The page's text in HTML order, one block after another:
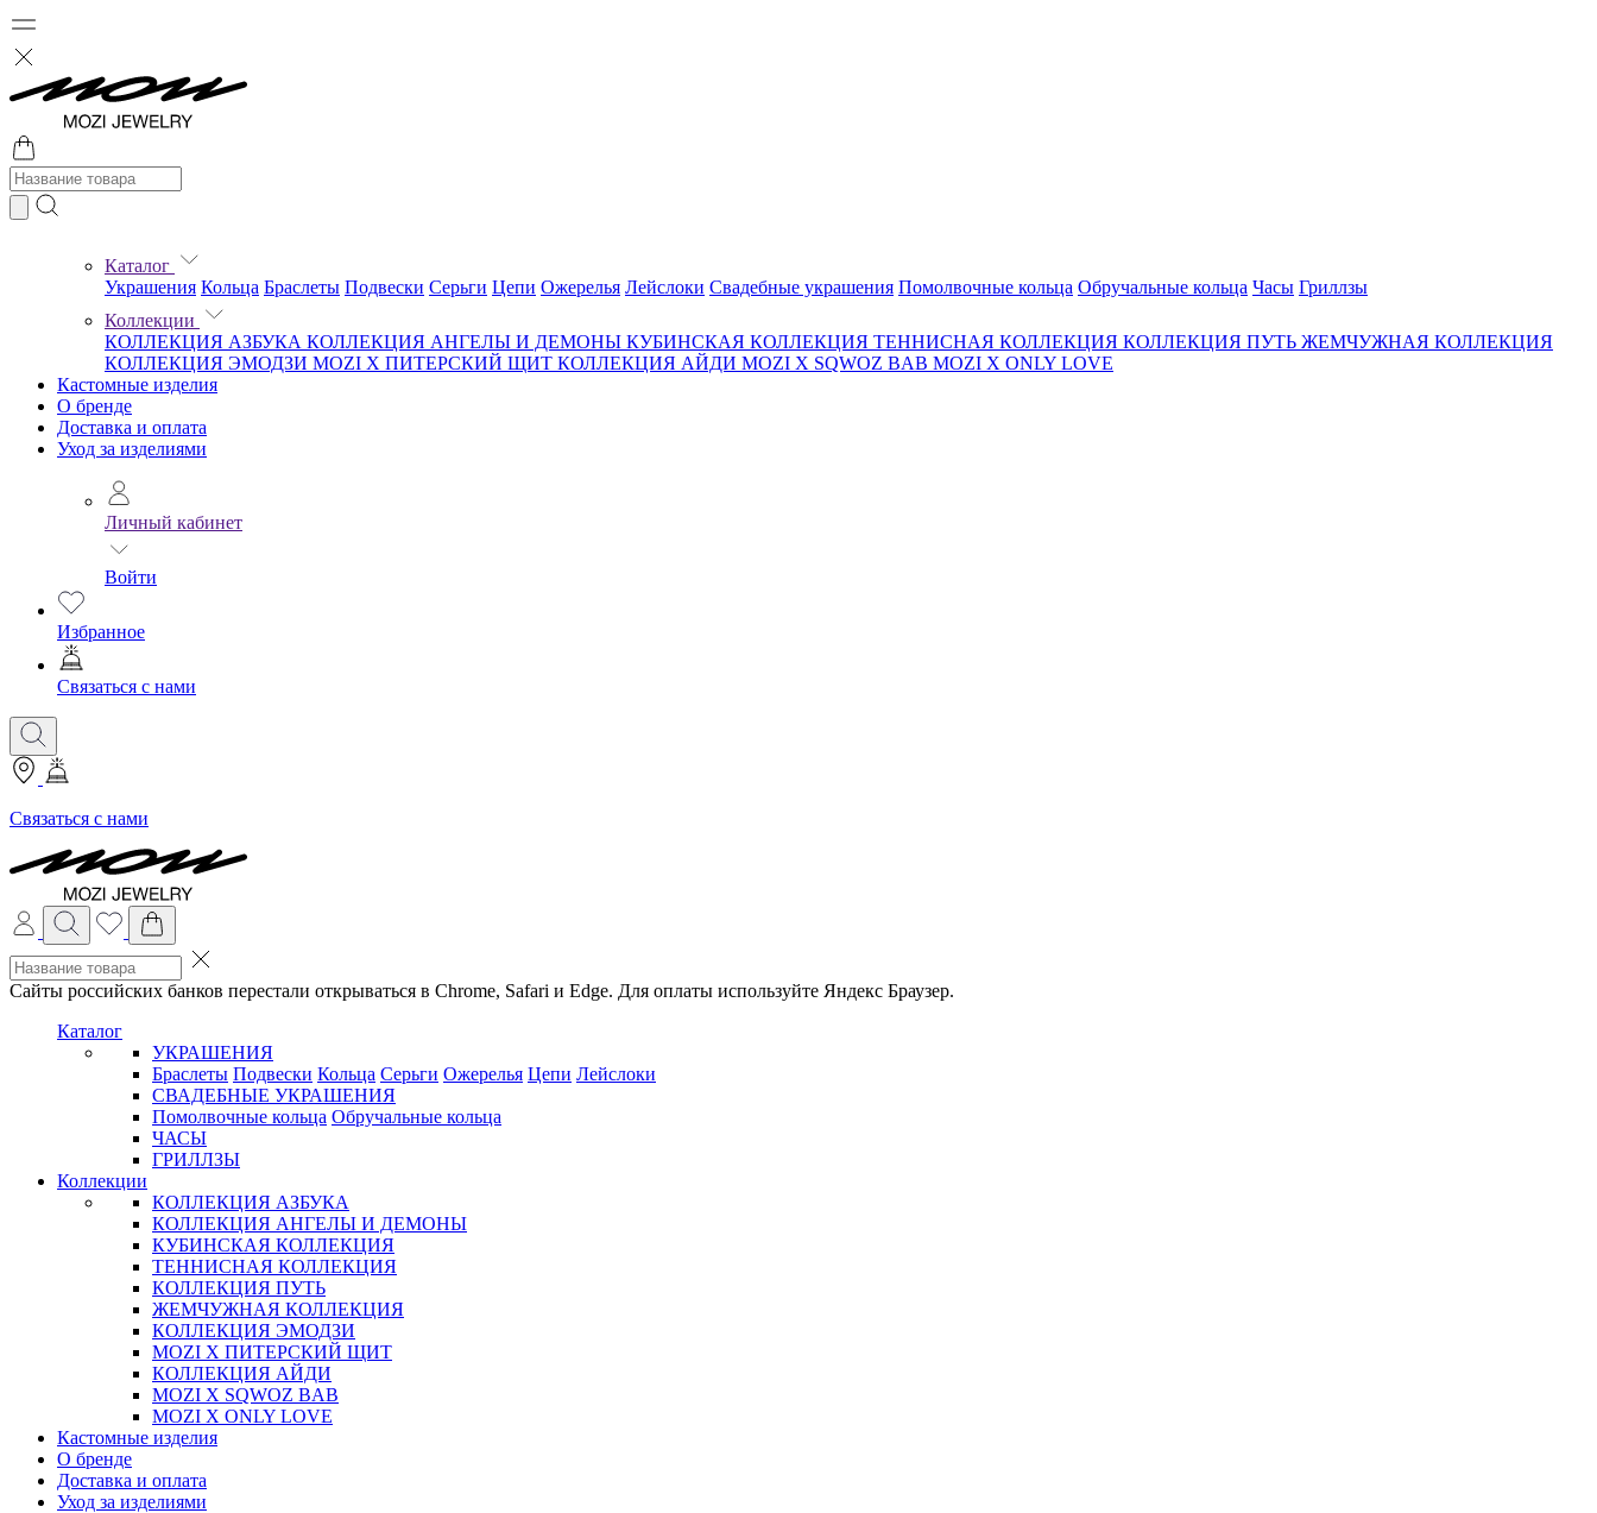
Каталог
Украшения Кольца Браслеты Подвески Серьги Цепи Ожерелья Лейслоки Свадебные украшения Помолвочные кольца Обручальные кольца Часы Гриллзы
Коллекции
КОЛЛЕКЦИЯ АЗБУКА КОЛЛЕКЦИЯ АНГЕЛЫ И ДЕМОНЫ КУБИНСКАЯ КОЛЛЕКЦИЯ ТЕННИСНАЯ КОЛЛЕКЦИЯ КОЛЛЕКЦИЯ ПУТЬ ЖЕМЧУЖНАЯ КОЛЛЕКЦИЯ
КОЛЛЕКЦИЯ ЭМОДЗИ MOZI X ПИТЕРСКИЙ ЩИТ КОЛЛЕКЦИЯ АЙДИ MOZI X SQWOZ BAB MOZI X ONLY LOVE
Кастомные изделия
О бренде
Доставка и оплата
Уход за изделиями
Личный кабинет
Войти
Избранное
Связаться с нами
Связаться с нами
Сайты российских банков перестали открываться в Chrome, Safari и Edge. Для оплаты используйте Яндекс Браузер.
Каталог
УКРАШЕНИЯ
Браслеты Подвески Кольца Серьги Ожерелья Цепи Лейслоки
СВАДЕБНЫЕ УКРАШЕНИЯ
Помолвочные кольца Обручальные кольца
ЧАСЫ
ГРИЛЛЗЫ
Коллекции
КОЛЛЕКЦИЯ АЗБУКА
КОЛЛЕКЦИЯ АНГЕЛЫ И ДЕМОНЫ
КУБИНСКАЯ КОЛЛЕКЦИЯ
ТЕННИСНАЯ КОЛЛЕКЦИЯ
КОЛЛЕКЦИЯ ПУТЬ
ЖЕМЧУЖНАЯ КОЛЛЕКЦИЯ
КОЛЛЕКЦИЯ ЭМОДЗИ
MOZI X ПИТЕРСКИЙ ЩИТ
КОЛЛЕКЦИЯ АЙДИ
MOZI X SQWOZ BAB
MOZI X ONLY LOVE
Кастомные изделия
О бренде
Доставка и оплата
Уход за изделиями